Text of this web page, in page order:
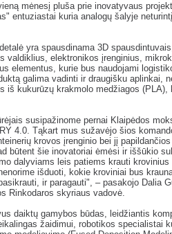
mėnesį pluša prie inovatyvaus
entuziastai kuria analogų šalyje
yra spausdinama 3D
valdiklius, elektronikos įrenginius,
elementus, kurie bus naudojami
galima vadinti ir draugišku aplinkai,
iš kukurūzų krakmolo medžiagos (PLA),
susipažinome pernai Klaipėdos
4.0. Tąkart mus sužavėjo šios
krovos įrenginio bei jį
būtent šie inovatoriai ėmėsi ir iššūkio
dalyviams leis patiems krauti
išduoti, kokie kroviniai bus
ir paragauti", – pasakojo Dalia
Rinkodaros skyriaus vadovė.
daiktų gamybos būdas, leidžiantis
žaidimui, robotikos specialistai